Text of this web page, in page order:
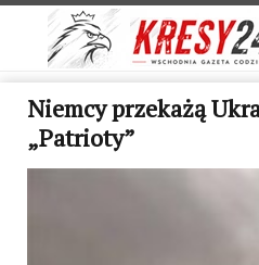
Niemcy przekażą
„Patrioty”